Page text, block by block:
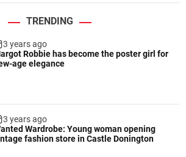
TRENDING
3 years ago
Robbie has become the poster girl for
age elegance
3 years ago
Wardrobe: Young woman opening
fashion store in Castle Donington